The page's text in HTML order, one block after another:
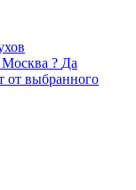
Москва ? Да
от выбранного